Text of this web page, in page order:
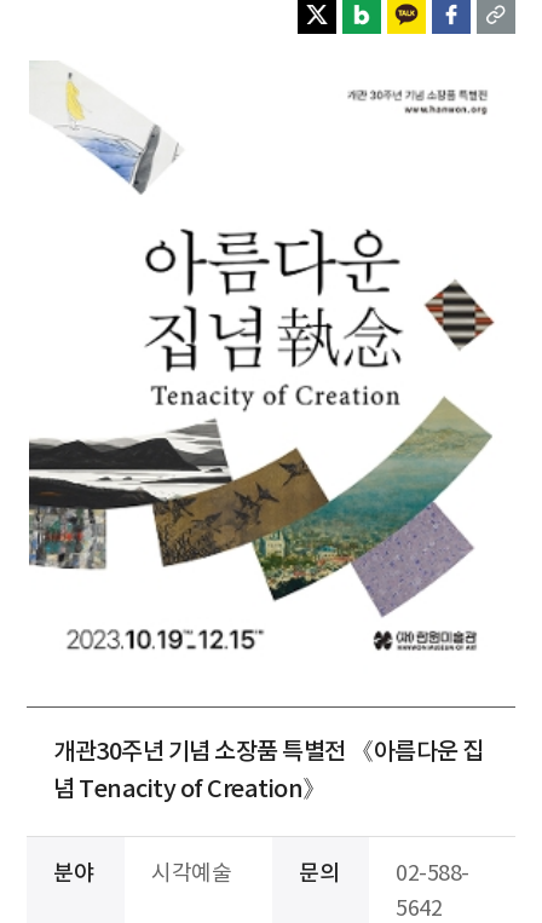
개관30주년 기념 소장품 특별전 《아름다운 집
념 Tenacity of Creation》
분야 시각예술 문의
02-588-
5642